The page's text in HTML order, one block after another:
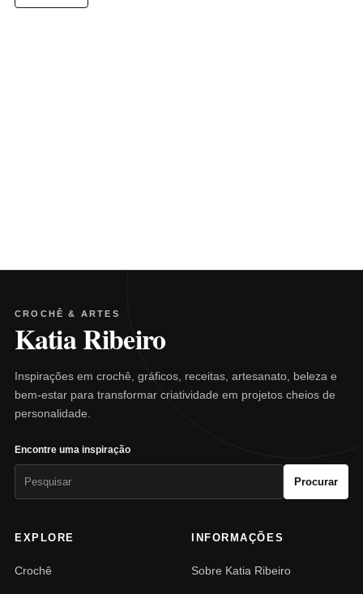
CROCHÊ & ARTES
Katia Ribeiro
Inspirações em crochê, gráficos, receitas, artesanato, beleza e
bem-estar para transformar criatividade em projetos cheios de
personalidade.
Encontre uma inspiração
Procurar
EXPLORE
Crochê
INFORMAÇÕES
Sobre Katia Ribeiro